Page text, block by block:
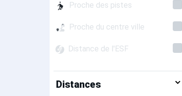
Proche des pistes
Proche du centre ville
Distance de l'ESF
Distances